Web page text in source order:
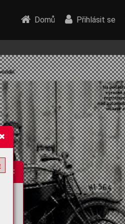
Domů Přihlásit se